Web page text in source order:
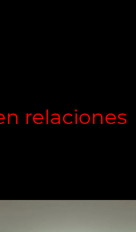
relaciones